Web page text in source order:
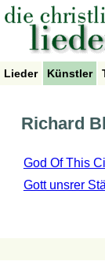
Lieder Künstler
Richard
God Of This
Gott unsrer